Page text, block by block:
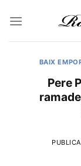
BAIX
Pere